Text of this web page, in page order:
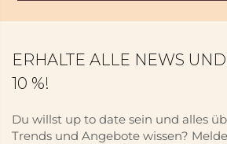
ERHALTE ALLE NEWS
10 %!
Du willst up to date sein und alles
Trends und Angebote wissen?